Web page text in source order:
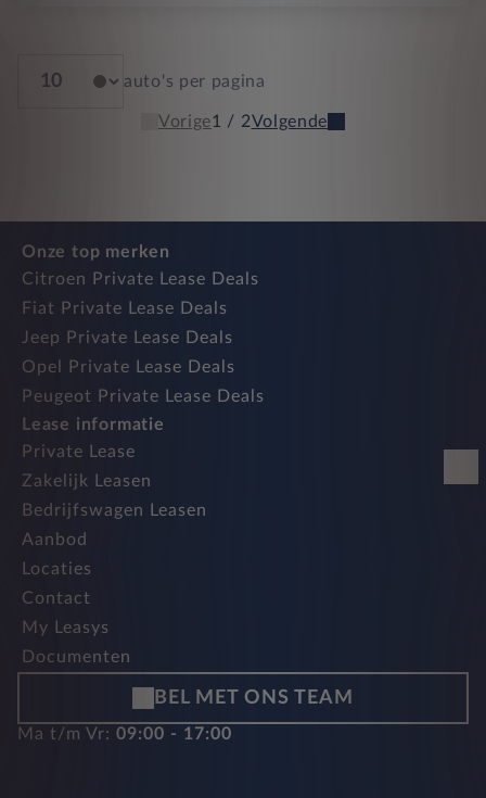
auto's per pagina
Vorige1 / 2Volgende
Onze top merken
Citroen Private Lease Deals
Fiat Private Lease Deals
Jeep Private Lease Deals
Opel Private Lease Deals
Peugeot Private Lease Deals
Lease informatie
Private Lease
Zakelijk Leasen
Bedrijfswagen Leasen
Aanbod
Locaties
Contact
My Leasys
Documenten
BEL MET ONS TEAM
Ma t/m Vr: 09:00 - 17:00